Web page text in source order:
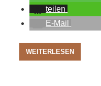
teilen
E-Mail
WEITERLESEN